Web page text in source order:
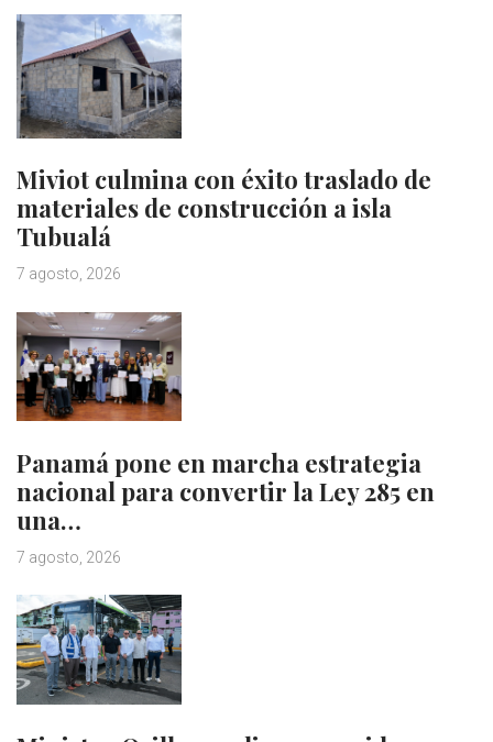
Miviot culmina con éxito traslado de
materiales de construcción a isla
Tubualá
7 agosto, 2026
Panamá pone en marcha estrategia
nacional para convertir la Ley 285 en
una…
7 agosto, 2026